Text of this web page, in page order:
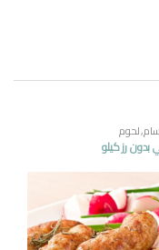
,لحوم
بدون رز كيلو